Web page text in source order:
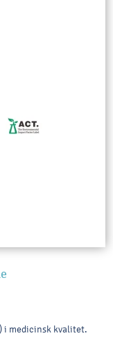
i medicinsk kvalitet.